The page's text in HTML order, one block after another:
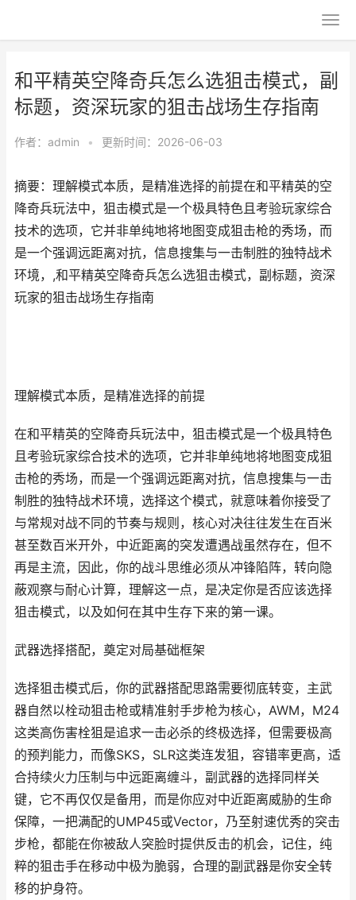
和平精英空降奇兵怎么选狙击模式，副
标题，资深玩家的狙击战场生存指南
作者： admin • 更新时间：2026-06-03
摘要：理解模式本质，是精准选择的前提在和平精英的空
降奇兵玩法中，狙击模式是一个极具特色且考验玩家综合
技术的选项，它并非单纯地将地图变成狙击枪的秀场，而
是一个强调远距离对抗，信息搜集与一击制胜的独特战术
环境，,和平精英空降奇兵怎么选狙击模式，副标题，资深
玩家的狙击战场生存指南
理解模式本质，是精准选择的前提
在和平精英的空降奇兵玩法中，狙击模式是一个极具特色
且考验玩家综合技术的选项，它并非单纯地将地图变成狙
击枪的秀场，而是一个强调远距离对抗，信息搜集与一击
制胜的独特战术环境，选择这个模式，就意味着你接受了
与常规对战不同的节奏与规则，核心对决往往发生在百米
甚至数百米开外，中近距离的突发遭遇战虽然存在，但不
再是主流，因此，你的战斗思维必须从冲锋陷阵，转向隐
蔽观察与耐心计算，理解这一点，是决定你是否应该选择
狙击模式，以及如何在其中生存下来的第一课。
武器选择搭配，奠定对局基础框架
选择狙击模式后，你的武器搭配思路需要彻底转变，主武
器自然以栓动狙击枪或精准射手步枪为核心，AWM，M24
这类高伤害栓狙是追求一击必杀的终极选择，但需要极高
的预判能力，而像SKS，SLR这类连发狙，容错率更高，适
合持续火力压制与中远距离缠斗，副武器的选择同样关
键，它不再仅仅是备用，而是你应对中近距离威胁的生命
保障，一把满配的UMP45或Vector，乃至射速优秀的突击
步枪，都能在你被敌人突脸时提供反击的机会，记住，纯
粹的狙击手在移动中极为脆弱，合理的副武器是你安全转
移的护身符。